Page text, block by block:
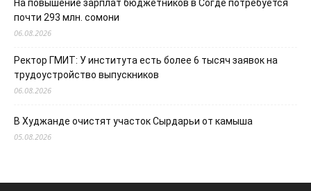
На повышение зарплат бюджетников в Согде потребуется
почти 293 млн. сомони
06.08.2026
Ректор ГМИТ: У института есть более 6 тысяч заявок на
трудоустройство выпускников
06.08.2026
В Худжанде очистят участок Сырдарьи от камыша
05.08.2026